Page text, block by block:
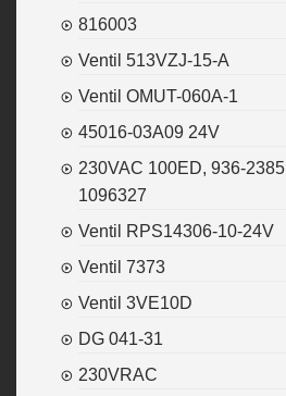
816003
Ventil 513VZJ-15-A
Ventil OMUT-060A-1
45016-03A09 24V
230VAC 100ED, 936-2385
1096327
Ventil RPS14306-10-24V
Ventil 7373
Ventil 3VE10D
DG 041-31
230VRAC